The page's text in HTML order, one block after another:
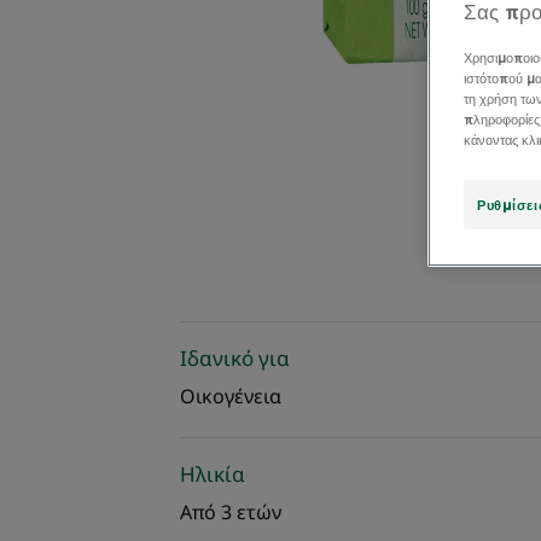
Ιδανικό για
Οικογένεια
Ηλικία
Από 3 ετών
Σας
ιστότοπού
τη χρήση
κάνοντας